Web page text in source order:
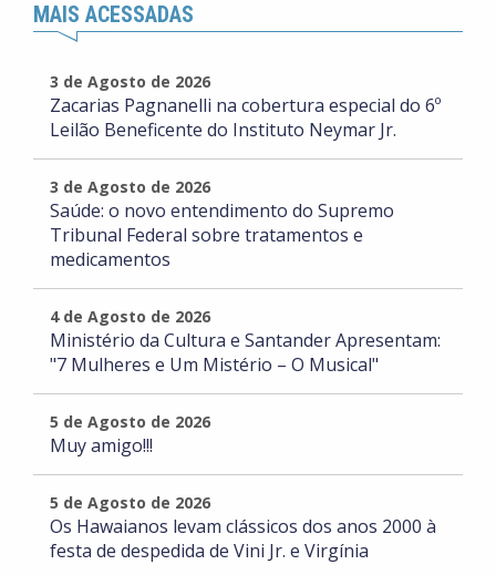
MAIS ACESSADAS
3 de Agosto de 2026
Zacarias Pagnanelli na cobertura especial do 6º
Leilão Beneficente do Instituto Neymar Jr.
3 de Agosto de 2026
Saúde: o novo entendimento do Supremo
Tribunal Federal sobre tratamentos e
medicamentos
4 de Agosto de 2026
Ministério da Cultura e Santander Apresentam:
"7 Mulheres e Um Mistério – O Musical"
5 de Agosto de 2026
Muy amigo!!!
5 de Agosto de 2026
Os Hawaianos levam clássicos dos anos 2000 à
festa de despedida de Vini Jr. e Virgínia